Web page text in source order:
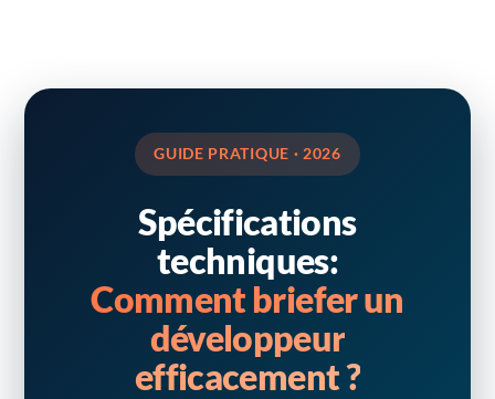
GUIDE PRATIQUE · 2026
Spécifications
techniques:
Comment briefer un
développeur
efficacement ?